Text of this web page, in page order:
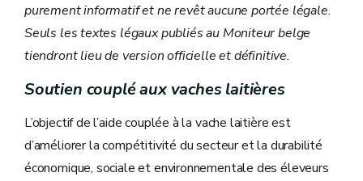
purement informatif et ne revêt aucune portée légale.
Seuls les textes légaux publiés au Moniteur belge
tiendront lieu de version officielle et définitive.
Soutien couplé aux vaches laitières
L’objectif de l’aide couplée à la vache laitière est
d’améliorer la compétitivité du secteur et la durabilité
économique, sociale et environnementale des éleveurs